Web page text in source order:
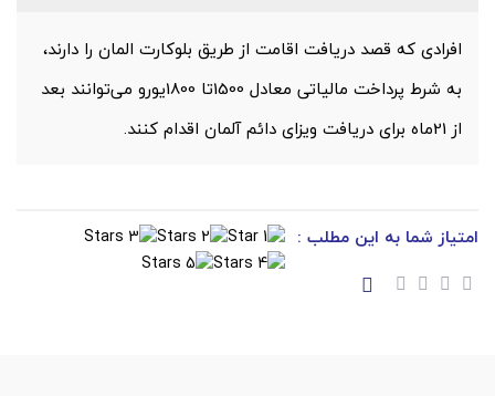
افرادی که قصد دریافت اقامت از طریق بلوکارت المان را دارند،
به شرط پرداخت مالیاتی معادل 1500تا 1800یورو می‌توانند بعد
از 21ماه برای دریافت ویزای دائم آلمان اقدام کنند.
امتیاز شما به این مطلب :